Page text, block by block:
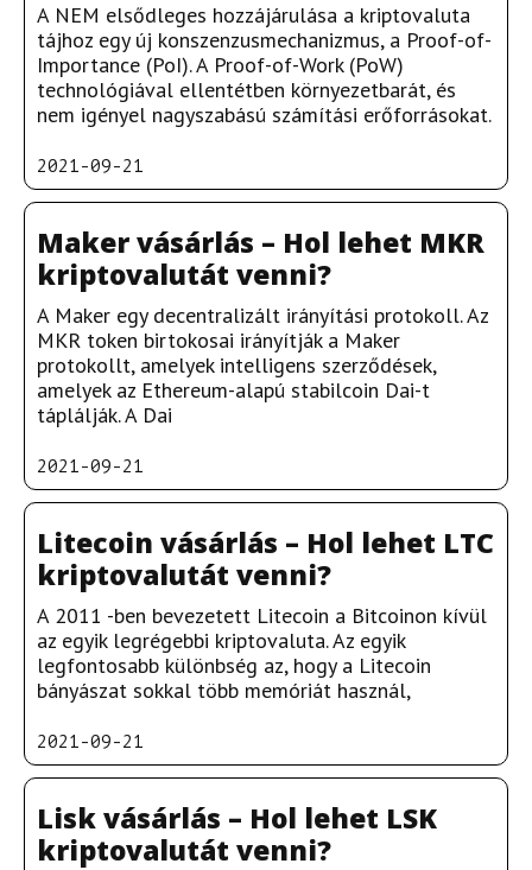
A NEM elsődleges hozzájárulása a kriptovaluta
tájhoz egy új konszenzusmechanizmus, a Proof-of-
Importance (PoI). A Proof-of-Work (PoW)
technológiával ellentétben környezetbarát, és
nem igényel nagyszabású számítási erőforrásokat.
2021-09-21
Maker vásárlás – Hol lehet MKR
kriptovalutát venni?
A Maker egy decentralizált irányítási protokoll. Az
MKR token birtokosai irányítják a Maker
protokollt, amelyek intelligens szerződések,
amelyek az Ethereum-alapú stabilcoin Dai-t
táplálják. A Dai
2021-09-21
Litecoin vásárlás – Hol lehet LTC
kriptovalutát venni?
A 2011 -ben bevezetett Litecoin a Bitcoinon kívül
az egyik legrégebbi kriptovaluta. Az egyik
legfontosabb különbség az, hogy a Litecoin
bányászat sokkal több memóriát használ,
2021-09-21
Lisk vásárlás – Hol lehet LSK
kriptovalutát venni?